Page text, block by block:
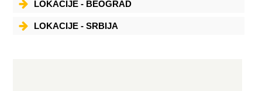
LOKACIJE - BEOGRAD
LOKACIJE - SRBIJA